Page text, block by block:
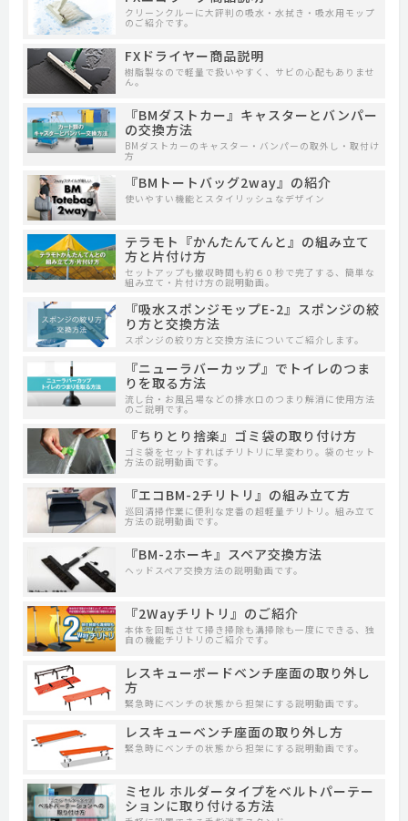
クリーンクルーに大評判の吸水・水拭き・吸水用モップ
のご紹介です。
FXドライヤー商品説明
樹脂製なので軽量で扱いやすく、サビの心配もありませ
ん。
『BMダストカー』キャスターとバンパー
の交換方法
BMダストカーのキャスター・バンパーの取外し・取付け
方
『BMトートバッグ2way』の紹介
使いやすい機能とスタイリッシュなデザイン
テラモト『かんたんてんと』の組み立て
方と片付け方
セットアップも撤収時間も約６０秒で完了する、簡単な
組み立て・片付け方の説明動画。
『吸水スポンジモップE-2』スポンジの絞
り方と交換方法
スポンジの絞り方と交換方法についてご紹介します。
『ニューラバーカップ』でトイレのつま
りを取る方法
流し台・お風呂場などの排水口のつまり解消に使用方法
のご説明です。
『ちりとり捨楽』ゴミ袋の取り付け方
ゴミ袋をセットすればチリトリに早変わり。袋のセット
方法の説明動画です。
『エコBM-2チリトリ』の組み立て方
巡回清掃作業に便利な定番の超軽量チリトリ。組み立て
方法の説明動画です。
『BM-2ホーキ』スペア交換方法
ヘッドスペア交換方法の説明動画です。
『2Wayチリトリ』のご紹介
本体を回転させて掃き掃除も溝掃除も一度にできる、独
自の機能チリトリのご紹介です。
レスキューボードベンチ座面の取り外し
方
緊急時にベンチの状態から担架にする説明動画です。
レスキューベンチ座面の取り外し方
緊急時にベンチの状態から担架にする説明動画です。
ミセル ホルダータイプをベルトパーテー
ションに取り付ける方法